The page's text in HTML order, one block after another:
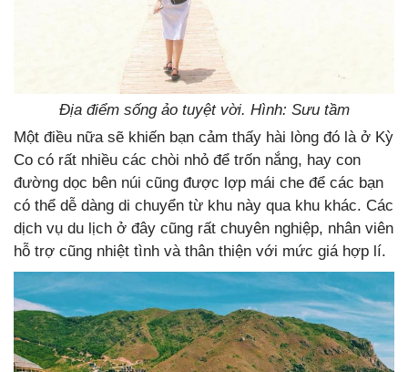
Địa điểm sống ảo tuyệt vời. Hình: Sưu tầm
Một điều nữa sẽ khiến bạn cảm thấy hài lòng đó là ở Kỳ
Co có rất nhiều các chòi nhỏ để trốn nắng, hay con
đường dọc bên núi cũng được lợp mái che để các bạn
có thể dễ dàng di chuyển từ khu này qua khu khác. Các
dịch vụ du lịch ở đây cũng rất chuyên nghiệp, nhân viên
hỗ trợ cũng nhiệt tình và thân thiện với mức giá hợp lí.